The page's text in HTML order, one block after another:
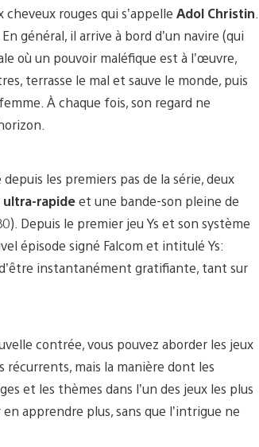
rouges qui s’appelle Adol Christin
général, il arrive à bord d’un navire (qui
où un pouvoir maléfique est à l’œuvre,
terrasse le mal et sauve le monde, puis
À chaque fois, son regard ne
les premiers pas de la série, deux
rapideet une bande-son pleine de
Depuis le premier jeu Ys et son système
épisode signé Falcom et intitulé Ys:
instantanément gratifiante, tant sur
contrée, vous pouvez aborder les jeux
récurrents, mais la manière dont les
et les thèmes dans l’un des jeux les plus
apprendre plus, sans que l’intrigue ne